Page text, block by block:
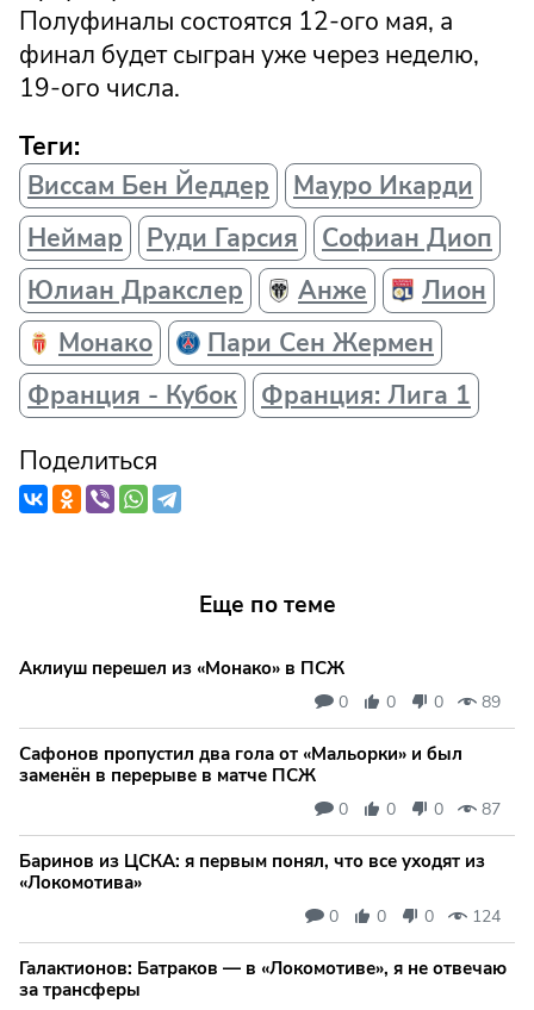
Полуфиналы состоятся 12-ого мая, а
финал будет сыгран уже через неделю,
19-ого числа.
Теги:
Виссам Бен Йеддер
Мауро Икарди
Неймар
Руди Гарсия
Софиан Диоп
Юлиан Дракслер
Анже
Лион
Монако
Пари Сен Жермен
Франция - Кубок
Франция: Лига 1
Поделиться
Еще по теме
Аклиуш перешел из «Монако» в ПСЖ
0 0 0 89
Сафонов пропустил два гола от «Мальорки» и был
заменён в перерыве в матче ПСЖ
0 0 0 87
Баринов из ЦСКА: я первым понял, что все уходят из
«Локомотива»
0 0 0 124
Галактионов: Батраков — в «Локомотиве», я не отвечаю
за трансферы